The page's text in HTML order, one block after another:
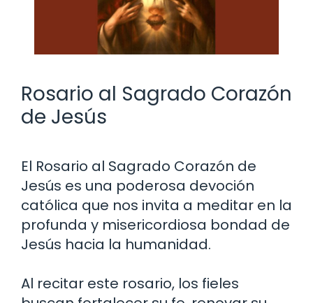
Rosario al Sagrado Corazón
de Jesús
El Rosario al Sagrado Corazón de
Jesús es una poderosa devoción
católica que nos invita a meditar en la
profunda y misericordiosa bondad de
Jesús hacia la humanidad.
Al recitar este rosario, los fieles